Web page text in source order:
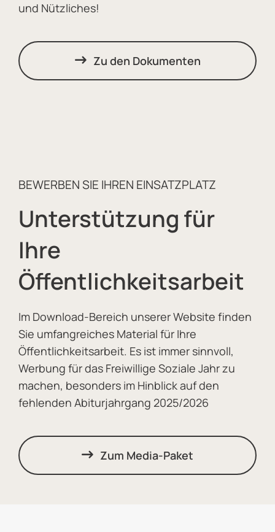
und Nützliches!
Zu den Dokumenten
BEWERBEN SIE IHREN EINSATZPLATZ
Unterstützung für
Ihre
Öffentlichkeitsarbeit
Im Download-Bereich unserer Website finden
Sie umfangreiches Material für Ihre
Öffentlichkeitsarbeit. Es ist immer sinnvoll,
Werbung für das Freiwillige Soziale Jahr zu
machen, besonders im Hinblick auf den
fehlenden Abiturjahrgang 2025/2026
Zum Media-Paket